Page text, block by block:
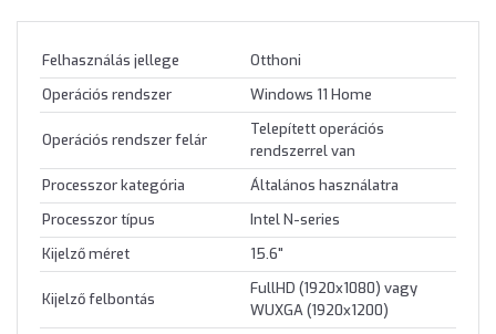
Felhasználás jellege
Otthoni
Operációs rendszer
Windows 11 Home
Operációs rendszer felár
Telepített operációs
rendszerrel van
Processzor kategória
Általános használatra
Processzor típus
Intel N-series
Kijelző méret
15.6"
Kijelző felbontás
FullHD (1920x1080) vagy
WUXGA (1920x1200)